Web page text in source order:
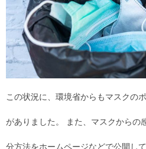
この状況に、環境省からもマスクの
がありました。 また、マスクからの
分方法をホームページなどで公開して